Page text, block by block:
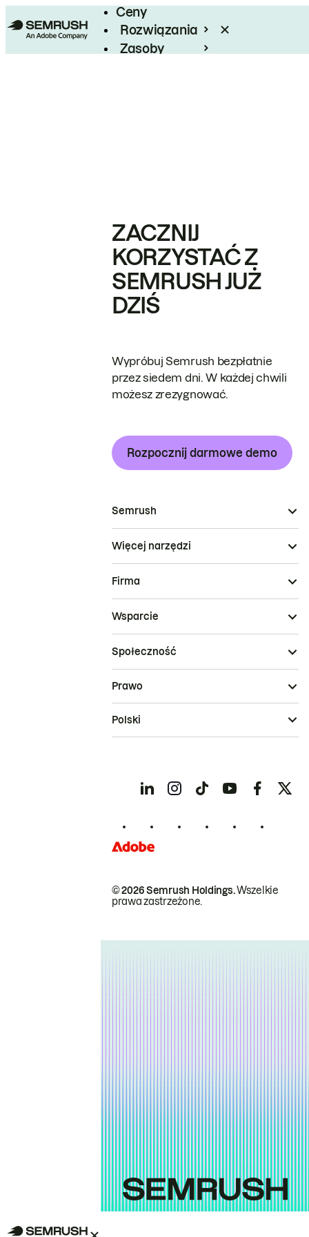
Ceny
Rozwiązania
Zasoby
ZACZNIJ
KORZYSTAĆ Z
SEMRUSH JUŻ
DZIŚ
Wypróbuj Semrush bezpłatnie
przez siedem dni. W każdej chwili
możesz zrezygnować.
Rozpocznij darmowe demo
Semrush
Więcej narzędzi
Firma
Wsparcie
Społeczność
© 2026 Semrush Holdings.Wszelkie
prawa zastrzeżone.
Prawo
Polski